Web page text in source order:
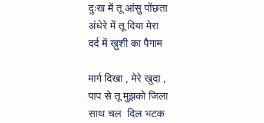
दुःख में तू आंसु पोंछता
अंधेरे में तू दिया मेरा
दर्द में ख़ुशी का पैगाम
मार्ग दिखा , मेरे खुदा ,
पाप से तू मुझको जिला
साथ चल दिल भटक